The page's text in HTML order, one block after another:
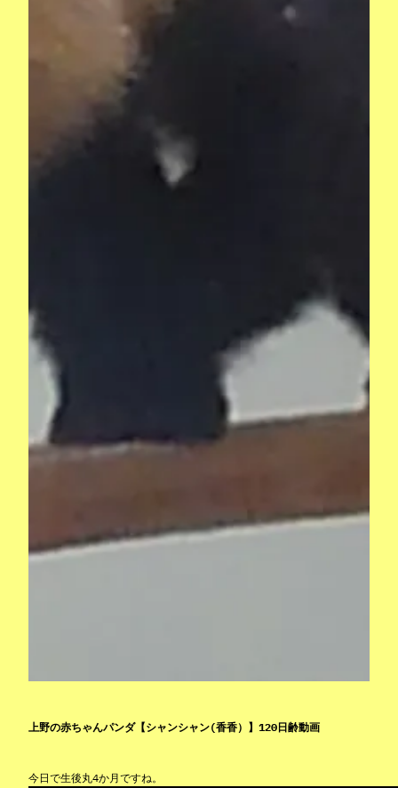
上野の赤ちゃんパンダ【シャンシャン(香香）】120日齢動画
今日で生後丸4か月ですね。